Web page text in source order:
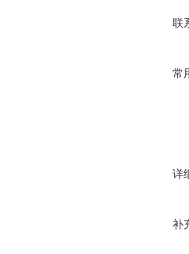
联
常
详
补